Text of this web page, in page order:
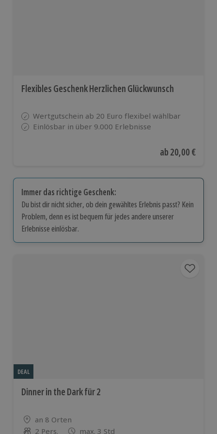
Flexibles Geschenk Herzlichen Glückwunsch
Wertgutschein ab 20 Euro flexibel wählbar
Einlösbar in über 9.000 Erlebnisse
Aktueller Preis
ab20,00 €
Immer das richtige Geschenk:
Du bist dir nicht sicher, ob dein gewähltes Erlebnis passt? Kein
Problem, denn es ist bequem für jedes andere unserer
Erlebnisse einlösbar.
DEAL
Dinner in the Dark für 2
Standort
an 8 Orten
2 Pers. max. 3 Std